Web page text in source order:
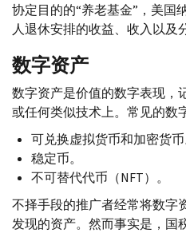
协定目的的“养老基金”，美国
人退休安排的收益、收入以及
数字资产
数字资产是价值的数字表现，
或任何类似技术上。常见的数
可兑换虚拟货币和加密货币
稳定币。
不可替代代币（NFT）。
不择手段的推广者经常将数字
发现的资产。然而事实是，国